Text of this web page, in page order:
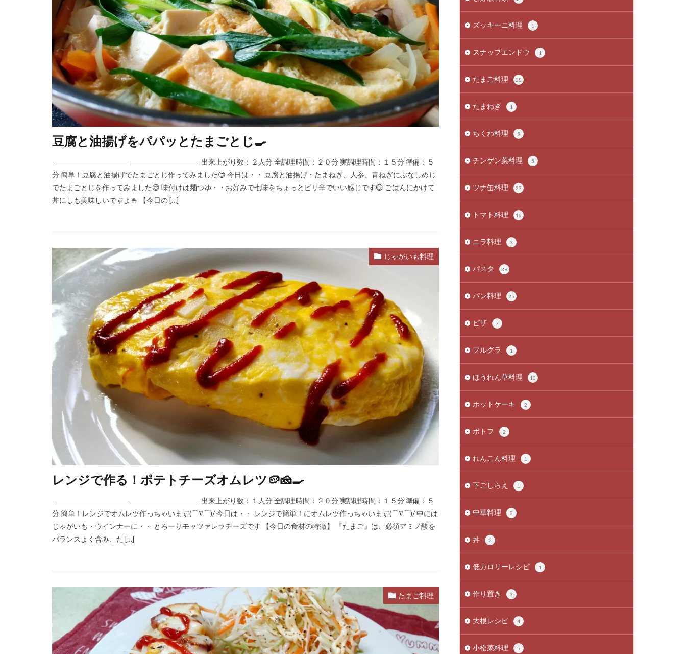
豆腐と油揚げをパパッとたまごとじ🍳
────────────── ────────────── 出来上がり数：２人分 全調理時間：２０分 実調理時間：１５分 準備：５
分 簡単！豆腐と油揚げでたまごとじ作ってみました😊 今日は・・ 豆腐と油揚げ・たまねぎ、人参、青ねぎにぶなしめじ
でたまごとじを作ってみました😊 味付けは麺つゆ・・お好みで七味をちょっとピリ辛でいい感じです😋 ごはんにかけて
丼にしも美味しいですよ🍚 【今日の […]
じゃがいも料理
レンジで作る！ポテトチーズオムレツ🥔🧀🍳
────────────── ────────────── 出来上がり数：１人分 全調理時間：２０分 実調理時間：１５分 準備：５
分 簡単！レンジでオムレツ作っちゃいます(⌒∇⌒)/ 今日は・・ レンジで簡単！にオムレツ作っちゃいます(⌒∇⌒)/ 中には
じゃがいも・ウインナーに・・ とろーりモッツァレラチーズです 【今日の食材の特徴】 『たまご』は、必須アミノ酸を
バランスよく含み、た […]
たまご料理
ズッキーニ料理 1
スナップエンドウ 1
たまご料理 28
たまねぎ 1
ちくわ料理 9
チンゲン菜料理 5
ツナ缶料理 23
トマト料理 16
ニラ料理 3
パスタ 39
パン料理 25
ピザ 7
フルグラ 1
ほうれん草料理 10
ホットケーキ 2
ポトフ 2
れんこん料理 1
下ごしらえ 1
中華料理 2
丼 2
低カロリーレシピ 1
作り置き 3
大根レシピ 4
小松菜料理 5